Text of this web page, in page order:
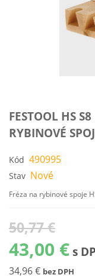
FESTOOL HS
RYBINOVÉ
Kód 490995
Stav Nové
Fréza na rybinové spoje
50,77 €
43,00 € s
34,96 € bez DPH